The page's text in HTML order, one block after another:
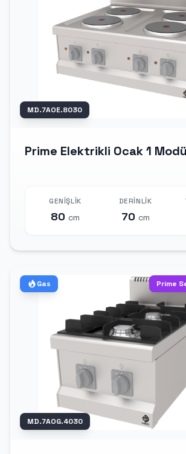
MD.7AOE.8030
Prime Elektrikli Ocak 1
GENIŞLIK
80 cm
DERINLIK
70 cm
MD.7AOG.4030
Gas Prime